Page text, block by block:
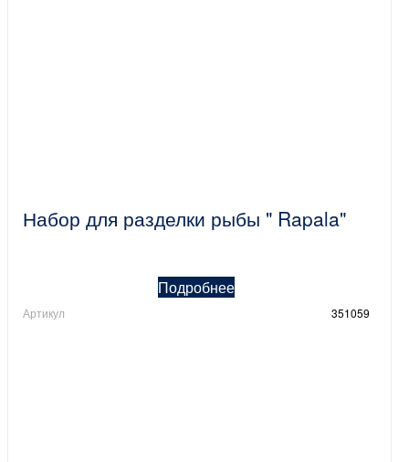
Набор для разделки рыбы " Rapala"
Подробнее
Артикул 351059